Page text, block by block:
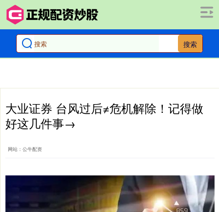
搜索
大业证券 台风过后≠危机解除！记得做
好这几件事→
网站：公牛配资